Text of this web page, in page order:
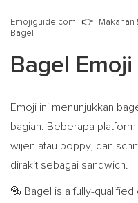
Emojiguide.com Makanan
Bagel
Bagel Emoji
Emoji ini menunjukkan
bagian. Beberapa
wijen atau poppy, dan
dirakit sebagai sandwich.
🥯 Bagel is a fully-